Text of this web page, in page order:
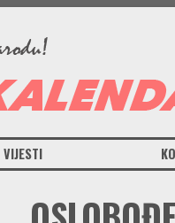
VIJESTI